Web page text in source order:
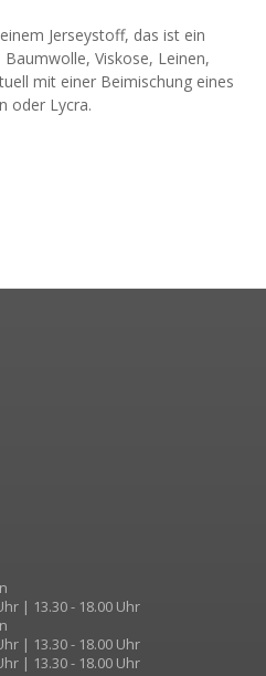
Jerseystoff, das ist ein
Viskose, Leinen,
mit einer Beimischung eines
oder Lycra.
| 13.30 - 18.00 Uhr
| 13.30 - 18.00 Uhr
| 13.30 - 18.00 Uhr